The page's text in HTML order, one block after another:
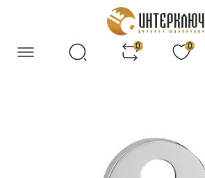
0 0